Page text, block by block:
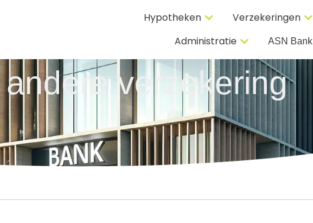
Hypotheken Verzekeringen
Administratie
ASN Bank
verzekering